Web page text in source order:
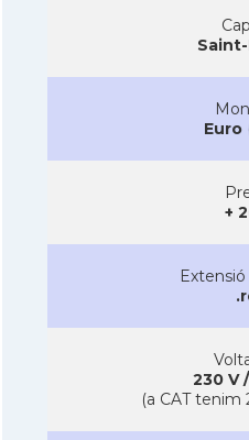
Euro
+
230 V
(a CAT tenim